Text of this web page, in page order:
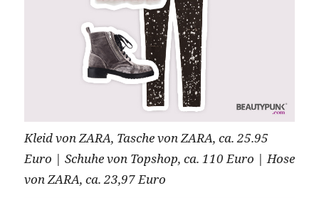
Kleid von ZARA, Tasche von ZARA, ca. 25.95
Euro | Schuhe von Topshop, ca. 110 Euro | Hose
von ZARA, ca. 23,97 Euro